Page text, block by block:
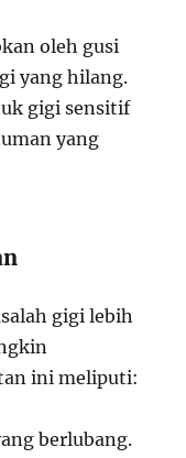
oleh gusi
yang hilang.
gigi sensitif
yang
gigi lebih
ini meliputi:
berlubang.